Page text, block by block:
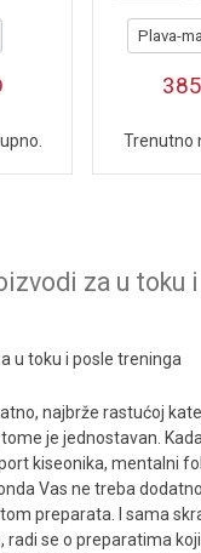
Plava-
Trenutno
za u toku
u toku i posle treninga
najbrže rastućoj
je jednostavan.
kiseonika, mentalni
Vas ne treba
preparata. I sama
radi se o preparatima